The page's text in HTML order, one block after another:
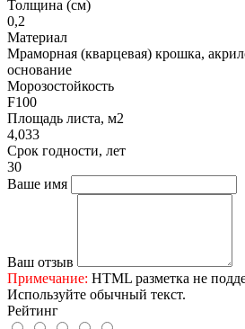
Толщина (см)
0,2
Материал
Мраморная (кварцевая) крошка,
основание
Морозостойкость
F100
Площадь листа, м2
4,033
Срок годности, лет
30
Ваше имя
Ваш отзыв
Примечание: HTML разметка не
Используйте обычный текст.
Рейтинг